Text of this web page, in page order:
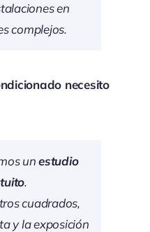
en
complejos.
necesito
unestudio
.
cuadrados,
y la exposición